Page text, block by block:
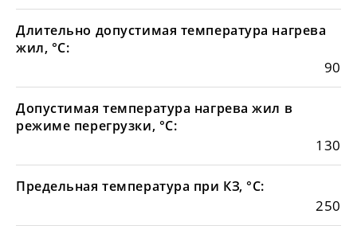
Длительно допустимая температура нагрева
жил, °С:
90
Допустимая температура нагрева жил в
режиме перегрузки, °С:
130
Предельная температура при КЗ, °С:
250